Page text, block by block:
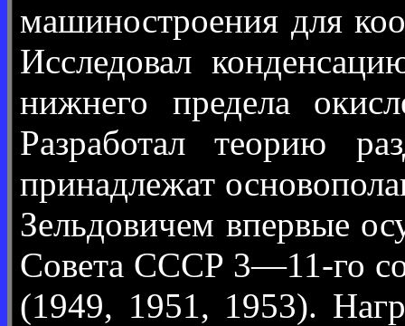
машиностроения для
Исследовал
нижнего предела
Разработал теорию
принадлежат
Зельдовичем впервые
Совета СССР 3—11-го
(1949, 1951, 1953).